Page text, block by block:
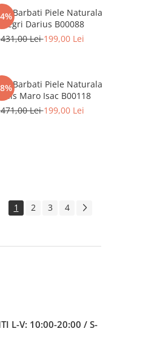
Barbati Piele Naturala
Negri Darius B00088
431,00 Lei199,00 Lei
Barbati Piele Naturala
Maro Isac B00118
471,00 Lei199,00 Lei
1 2 3 4
L-V: 10:00-20:00 / S-